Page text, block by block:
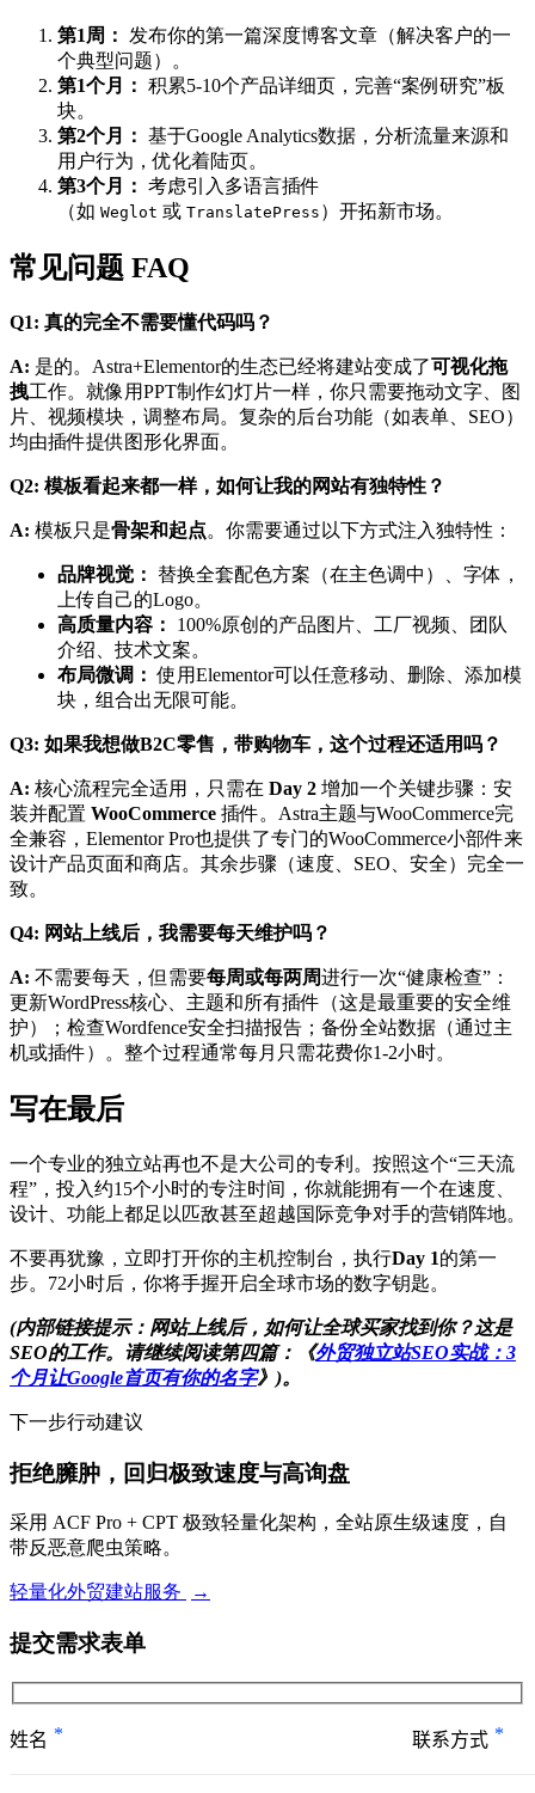
第1周：
发布你的第一篇深度博客文章（解决客户的一
个典型问题）。
第1个月： 积累5-10个产品详细页，完善“案例研究”板
块。
第2个月： 基于Google Analytics数据，分析流量来源和
用户行为，优化着陆页。
第3个月： 考虑引入多语言插件
（如 Weglot 或 TranslatePress ）开拓新市场。
常见问题 FAQ
Q1: 真的完全不需要懂代码吗？
A: 是的。Astra+Elementor的生态已经将建站变成了可视化拖
拽工作。就像用PPT制作幻灯片一样，你只需要拖动文字、图
片、视频模块，调整布局。复杂的后台功能（如表单、SEO）
均由插件提供图形化界面。
Q2: 模板看起来都一样，如何让我的网站有独特性？
A: 模板只是骨架和起点。你需要通过以下方式注入独特性：
品牌视觉：
替换全套配色方案（在主色调中）、字体，
上传自己的Logo。
高质量内容：
100%原创的产品图片、工厂视频、团队
介绍、技术文案。
布局微调： 使用Elementor可以任意移动、删除、添加模
块，组合出无限可能。
Q3: 如果我想做B2C零售，带购物车，这个过程还适用吗？
A: 核心流程完全适用，只需在 Day 2 增加一个关键步骤：安
装并配置 WooCommerce 插件。Astra主题与WooCommerce完
全兼容，Elementor Pro也提供了专门的WooCommerce小部件来
设计产品页面和商店。其余步骤（速度、SEO、安全）完全一
致。
Q4: 网站上线后，我需要每天维护吗？
A: 不需要每天，但需要每周或每两周进行一次“健康检查”：
更新WordPress核心、主题和所有插件（这是最重要的安全维
护）；检查Wordfence安全扫描报告；备份全站数据（通过主
机或插件）。整个过程通常每月只需花费你1-2小时。
写在最后
一个专业的独立站再也不是大公司的专利。按照这个“三天流
程”，投入约15个小时的专注时间，你就能拥有一个在速度、
设计、功能上都足以匹敌甚至超越国际竞争对手的营销阵地。
不要再犹豫，立即打开你的主机控制台，执行Day 1的第一
步。72小时后，你将手握开启全球市场的数字钥匙。
(内部链接提示：网站上线后，如何让全球买家找到你？这是
SEO的工作。请继续阅读第四篇：《外贸独立站SEO实战：3
个月让Google首页有你的名字》)。
下一步行动建议
拒绝臃肿，回归极致速度与高询盘
采用 ACF Pro + CPT 极致轻量化架构，全站原生级速度，自
带反恶意爬虫策略。
轻量化外贸建站服务 →
提交需求表单
姓名 * 联系方式 *